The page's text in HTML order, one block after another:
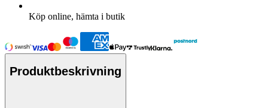
Köp online, hämta i butik
Produktbeskrivning